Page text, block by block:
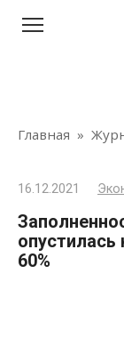
Главная »
16.12.2021
опустилась
60%